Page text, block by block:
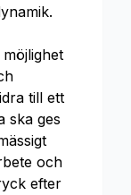
till ett
ska ges
och
efter